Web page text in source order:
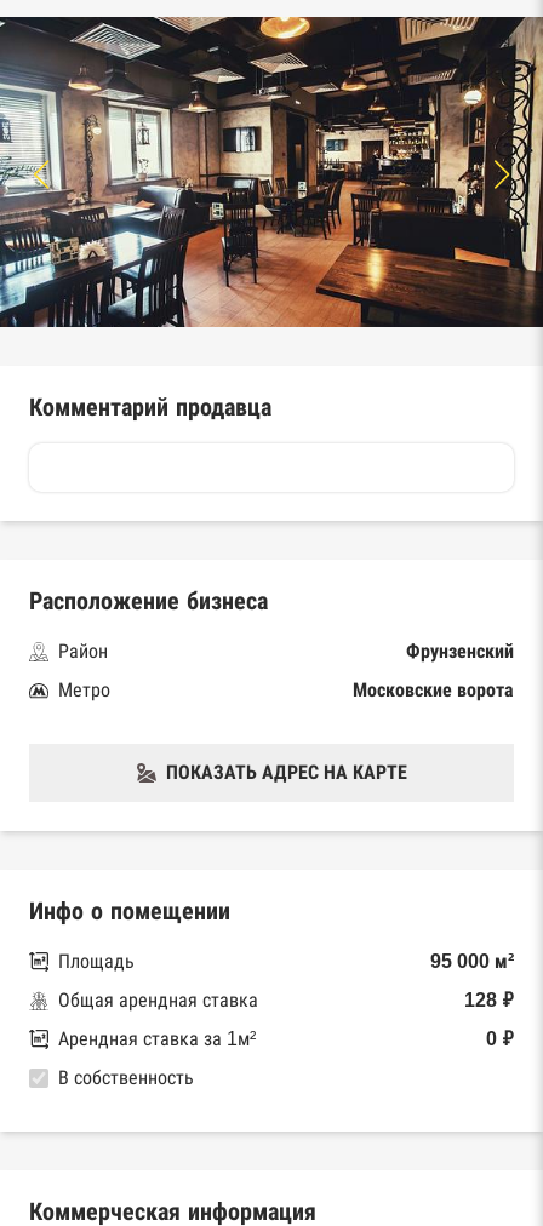
Комментарий продавца
Расположение бизнеса
Район
Фрунзенский
Метро
Московские ворота
ПОКАЗАТЬ АДРЕС НА КАРТЕ
Инфо о помещении
Площадь
95 000 м²
Общая арендная ставка
128 ₽
Арендная ставка за 1м²
0 ₽
В собственность
Коммерческая информация